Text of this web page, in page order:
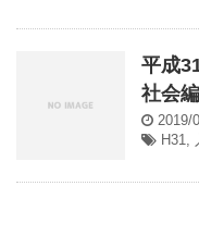
平成
社会
2019/
H31,